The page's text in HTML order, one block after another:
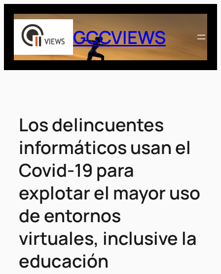
Saltar
contenido
GCCVIEWS
Los delincuentes
informáticos usan el
Covid-19 para
explotar el mayor uso
de entornos
virtuales, inclusive la
educación